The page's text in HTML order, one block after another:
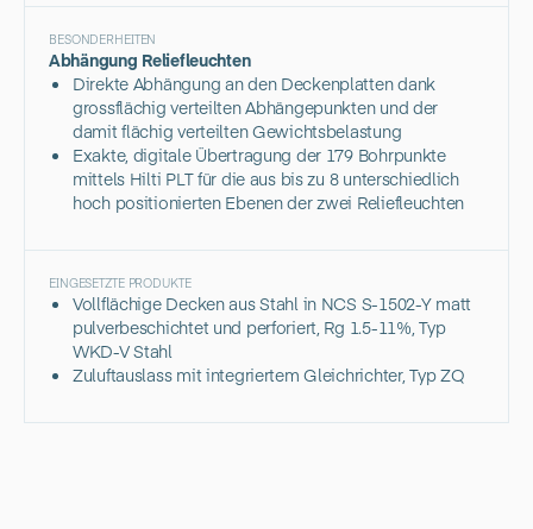
BESONDERHEITEN
Abhängung Reliefleuchten
Direkte Abhängung an den Deckenplatten dank
grossflächig verteilten Abhängepunkten und der
damit flächig verteilten Gewichtsbelastung
Exakte, digitale Übertragung der 179 Bohrpunkte
mittels Hilti PLT für die aus bis zu 8 unterschiedlich
hoch positionierten Ebenen der zwei Reliefleuchten
EINGESETZTE PRODUKTE
Vollflächige Decken aus Stahl in NCS S-1502-Y matt
pulverbeschichtet und perforiert, Rg 1.5-11%, Typ
WKD-V Stahl
Zuluftauslass mit integriertem Gleichrichter, Typ ZQ